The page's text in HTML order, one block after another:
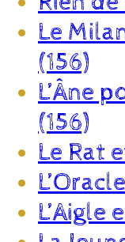
Le
(156)
L’Âne
(156)
Le Rat
L’Aigle